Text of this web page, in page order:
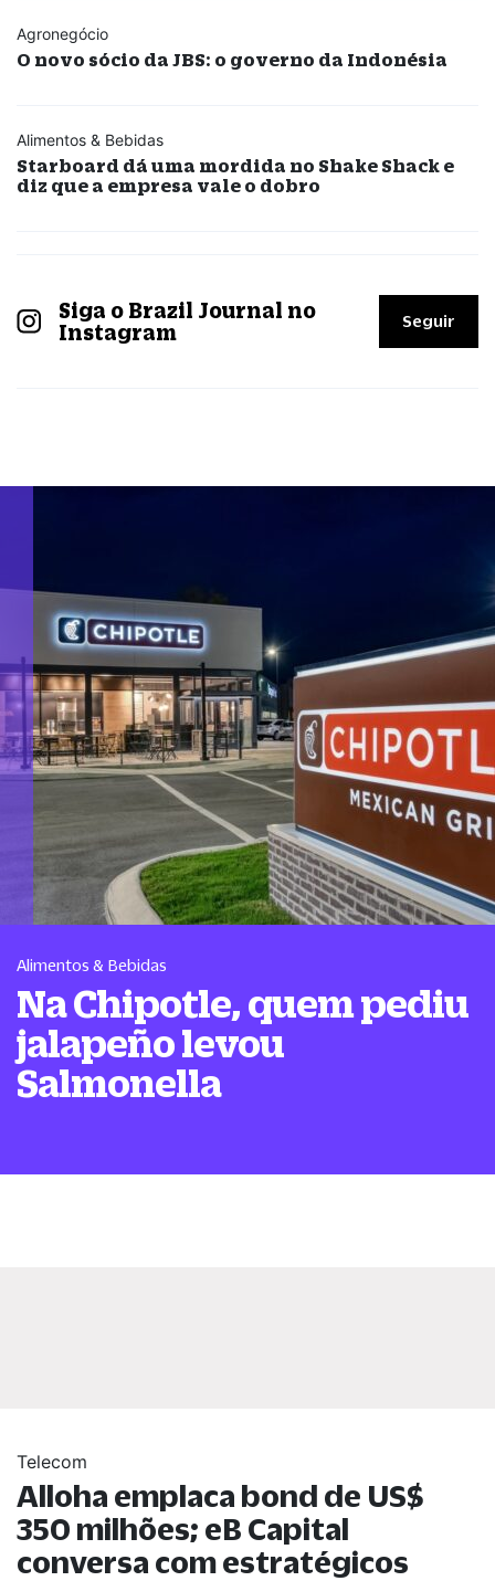
Agronegócio
O novo sócio da JBS: o governo da Indonésia
Alimentos & Bebidas
Starboard dá uma mordida no Shake Shack e
diz que a empresa vale o dobro
Siga o Brazil Journal no
Instagram
Seguir
Alimentos & Bebidas
Na Chipotle, quem pediu
jalapeño levou
Salmonella
Telecom
Alloha emplaca bond de US$
350 milhões; eB Capital
conversa com estratégicos